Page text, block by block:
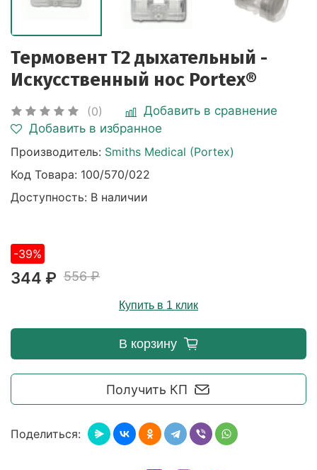
Термовент Т2 дыхательный -
Искусственный нос Portex®
(0)
Добавить в сравнение
Добавить в избранное
Производитель: Smiths Medical (Portex)
Код Товара: 100/570/022
Доступность: В наличии
-39%
344 ₽ 556 ₽
Купить в 1 клик
Получить КП
В корзину
Поделиться: